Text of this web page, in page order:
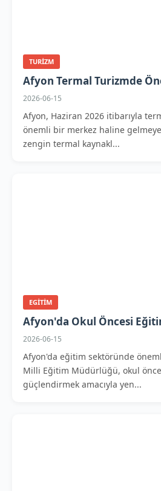
TURIZM
Afyon Termal Turizmde
2026-06-15
Afyon, Haziran 2026 itibarıyla
önemli bir merkez haline
zengin termal kaynakl...
EGITIM
Afyon'da Okul Öncesi
2026-06-15
Afyon'da eğitim sektöründe
Milli Eğitim Müdürlüğü, okul
güçlendirmek amacıyla yen...